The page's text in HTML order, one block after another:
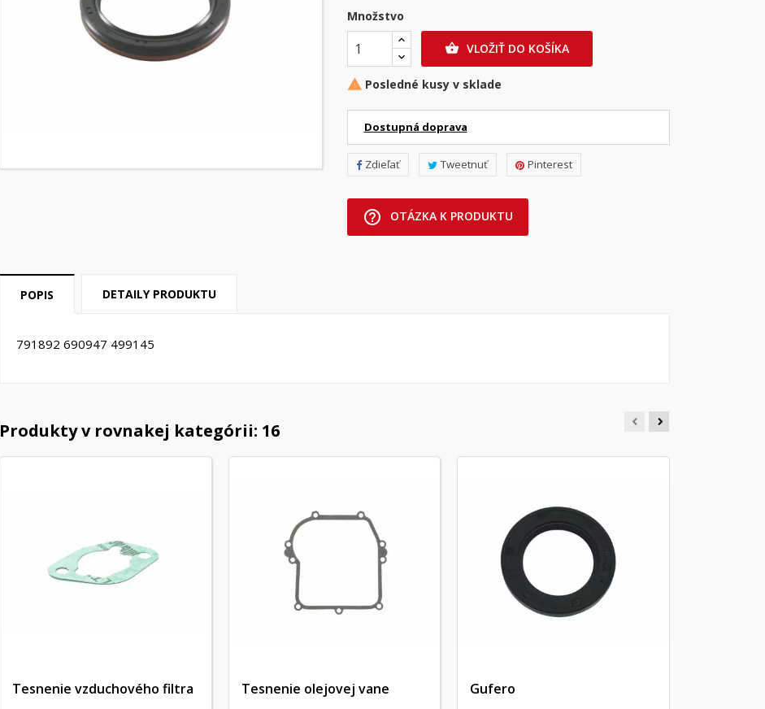
Množstvo
 VLOŽIŤ DO KOŠÍKA
 Posledné kusy v sklade
Dostupná doprava
Zdieľať Tweetnuť Pinterest
help_outline OTÁZKA K PRODUKTU
POPIS DETAILY PRODUKTU
791892 690947 499145
Produkty v rovnakej kategórii: 16
Tesnenie vzduchového filtra Tesnenie olejovej vane Gufero